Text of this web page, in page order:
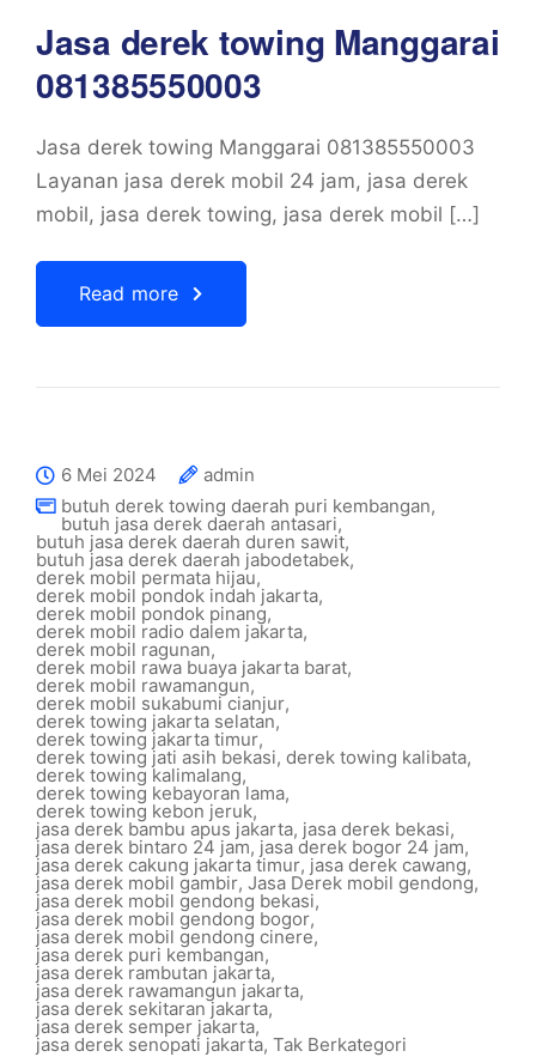
Jasa derek towing Manggarai
081385550003
Jasa derek towing Manggarai 081385550003
Layanan jasa derek mobil 24 jam, jasa derek
mobil, jasa derek towing, jasa derek mobil […]
Read more
6 Mei 2024
admin
butuh derek towing daerah puri kembangan,
butuh jasa derek daerah antasari,
butuh jasa derek daerah duren sawit,
butuh jasa derek daerah jabodetabek,
derek mobil permata hijau,
derek mobil pondok indah jakarta,
derek mobil pondok pinang,
derek mobil radio dalem jakarta,
derek mobil ragunan,
derek mobil rawa buaya jakarta barat,
derek mobil rawamangun,
derek mobil sukabumi cianjur,
derek towing jakarta selatan,
derek towing jakarta timur,
derek towing jati asih bekasi, derek towing kalibata,
derek towing kalimalang,
derek towing kebayoran lama,
derek towing kebon jeruk,
jasa derek bambu apus jakarta, jasa derek bekasi,
jasa derek bintaro 24 jam, jasa derek bogor 24 jam,
jasa derek cakung jakarta timur, jasa derek cawang,
jasa derek mobil gambir, Jasa Derek mobil gendong,
jasa derek mobil gendong bekasi,
jasa derek mobil gendong bogor,
jasa derek mobil gendong cinere,
jasa derek puri kembangan,
jasa derek rambutan jakarta,
jasa derek rawamangun jakarta,
jasa derek sekitaran jakarta,
jasa derek semper jakarta,
jasa derek senopati jakarta, Tak Berkategori